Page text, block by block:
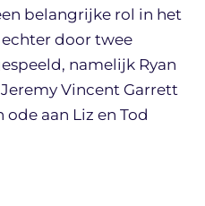
belangrijke rol in het
door twee
namelijk Ryan
Jeremy Vincent Garrett
ode aan Liz en Tod